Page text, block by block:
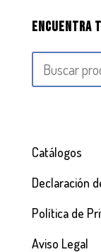
Catálogos
Declaración
Política de
Aviso Legal